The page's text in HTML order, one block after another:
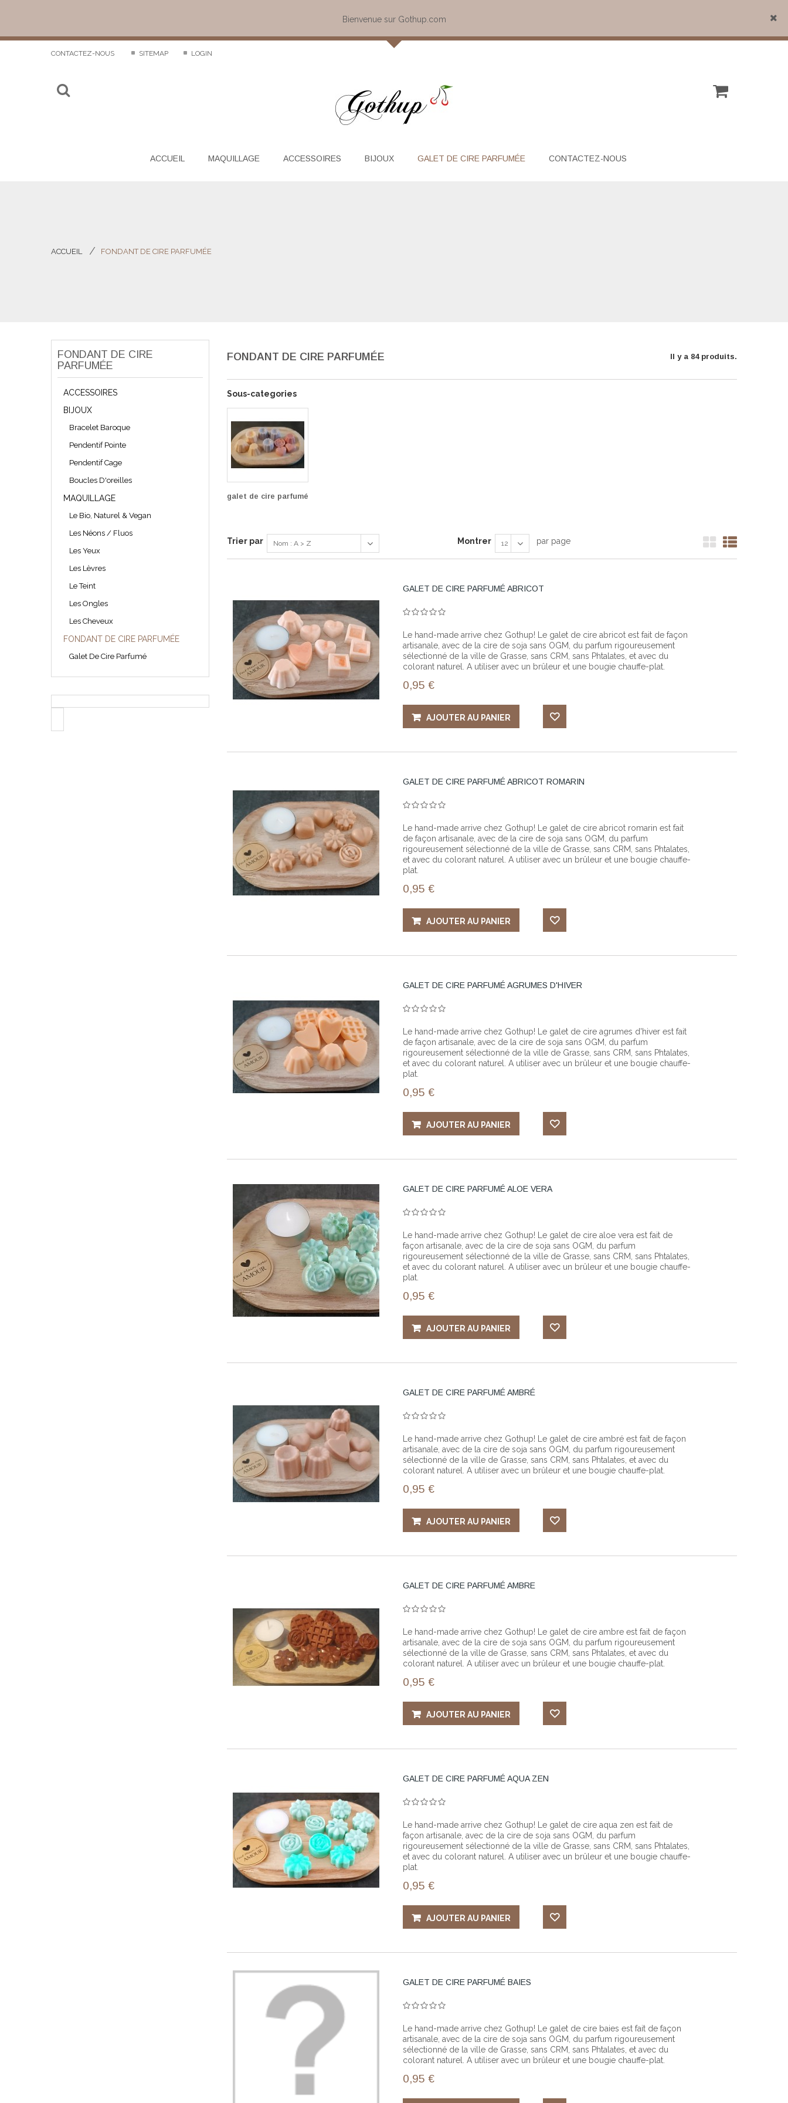
Bienvenue sur Gothup.com
Close
CONTACTEZ-NOUS SITEMAP LOGIN
ACCUEIL MAQUILLAGE ACCESSOIRES BIJOUX GALET DE CIRE PARFUMÉE CONTACTEZ-NOUS
ACCUEIL
FONDANT DE CIRE PARFUMÉE
FONDANT DE CIRE
PARFUMÉE
ACCESSOIRES
BIJOUX
Bracelet Baroque
Pendentif Pointe
Pendentif Cage
Boucles D'oreilles
MAQUILLAGE
Le Bio, Naturel & Vegan
Les Néons / Fluos
Les Yeux
Les Lèvres
Le Teint
Les Ongles
Les Cheveux
FONDANT DE CIRE PARFUMÉE
Galet De Cire Parfumé
FONDANT DE CIRE PARFUMÉE Il y a 84 produits.
Sous-categories
galet de cire parfumé
Trier par Nom : A > Z Montrer 12 par page
GALET DE CIRE PARFUMÉ ABRICOT
Le hand-made arrive chez Gothup! Le galet de cire abricot est fait de façon
artisanale, avec de la cire de soja sans OGM, du parfum rigoureusement
sélectionné de la ville de Grasse, sans CRM, sans Phtalates, et avec du
colorant naturel. A utiliser avec un brûleur et une bougie chauffe-plat.
0,95 €
AJOUTER AU PANIER
liste
GALET DE CIRE PARFUMÉ ABRICOT ROMARIN
Le hand-made arrive chez Gothup! Le galet de cire abricot romarin est fait
de façon artisanale, avec de la cire de soja sans OGM, du parfum
rigoureusement sélectionné de la ville de Grasse, sans CRM, sans Phtalates,
et avec du colorant naturel. A utiliser avec un brûleur et une bougie chauffe-
plat.
0,95 €
AJOUTER AU PANIER
liste
GALET DE CIRE PARFUMÉ AGRUMES D'HIVER
Le hand-made arrive chez Gothup! Le galet de cire agrumes d'hiver est fait
de façon artisanale, avec de la cire de soja sans OGM, du parfum
rigoureusement sélectionné de la ville de Grasse, sans CRM, sans Phtalates,
et avec du colorant naturel. A utiliser avec un brûleur et une bougie chauffe-
plat.
0,95 €
AJOUTER AU PANIER
liste
GALET DE CIRE PARFUMÉ ALOE VERA
Le hand-made arrive chez Gothup! Le galet de cire aloe vera est fait de
façon artisanale, avec de la cire de soja sans OGM, du parfum
rigoureusement sélectionné de la ville de Grasse, sans CRM, sans Phtalates,
et avec du colorant naturel. A utiliser avec un brûleur et une bougie chauffe-
plat.
0,95 €
AJOUTER AU PANIER
GALET DE CIRE PARFUMÉ AMBRÉ
Le hand-made arrive chez Gothup! Le galet de cire ambré est fait de façon
artisanale, avec de la cire de soja sans OGM, du parfum rigoureusement
sélectionné de la ville de Grasse, sans CRM, sans Phtalates, et avec du
colorant naturel. A utiliser avec un brûleur et une bougie chauffe-plat.
0,95 €
AJOUTER AU PANIER
GALET DE CIRE PARFUMÉ AMBRE
Le hand-made arrive chez Gothup! Le galet de cire ambre est fait de façon
artisanale, avec de la cire de soja sans OGM, du parfum rigoureusement
sélectionné de la ville de Grasse, sans CRM, sans Phtalates, et avec du
colorant naturel. A utiliser avec un brûleur et une bougie chauffe-plat.
0,95 €
AJOUTER AU PANIER
liste
GALET DE CIRE PARFUMÉ AQUA ZEN
Le hand-made arrive chez Gothup! Le galet de cire aqua zen est fait de
façon artisanale, avec de la cire de soja sans OGM, du parfum
rigoureusement sélectionné de la ville de Grasse, sans CRM, sans Phtalates,
et avec du colorant naturel. A utiliser avec un brûleur et une bougie chauffe-
plat.
0,95 €
AJOUTER AU PANIER
GALET DE CIRE PARFUMÉ BAIES
Le hand-made arrive chez Gothup! Le galet de cire baies est fait de façon
artisanale, avec de la cire de soja sans OGM, du parfum rigoureusement
sélectionné de la ville de Grasse, sans CRM, sans Phtalates, et avec du
colorant naturel. A utiliser avec un brûleur et une bougie chauffe-plat.
0,95 €